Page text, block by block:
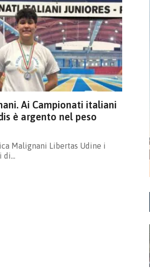
Ai Campionati italiani
è argento nel peso
Malignani Libertas Udine i
di…